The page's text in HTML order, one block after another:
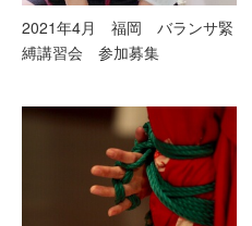
2021年4月 福岡 バランサ緊
縛講習会 参加募集